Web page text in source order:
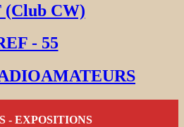
(Club CW)
- 55
- EXPOSITIONS